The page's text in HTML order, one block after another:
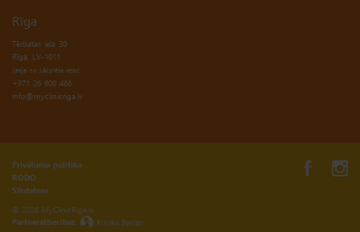
Rīga
Tērbatas iela 30
(ieeja no Lāčplēša ielas)
+371 26 600 466
info@myclinicriga.lv
Partnerattiecības:
© 2026 MyClinicRiga.lv
Privātuma politika
RODO
Sīkdatnes